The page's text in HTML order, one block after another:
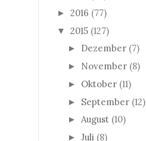
► 2016 (77)
▼ 2015 (127)
► Dezember (7)
► November (8)
► Oktober (11)
► September (12)
► August (10)
► Juli (8)